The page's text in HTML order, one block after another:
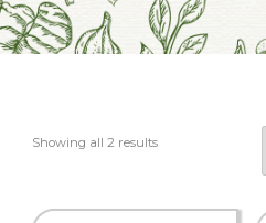
Showing all 2 results